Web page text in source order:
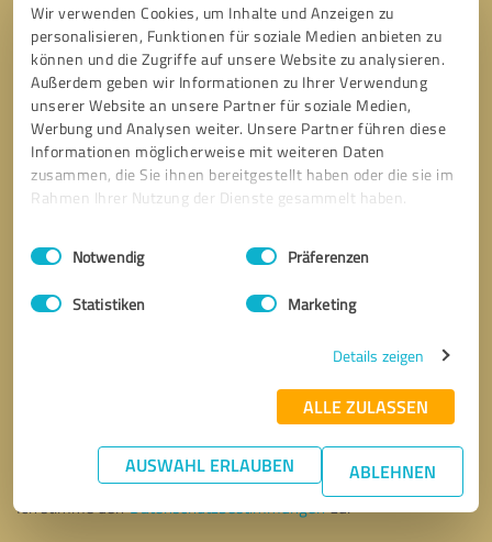
Wir verwenden Cookies, um Inhalte und Anzeigen zu
personalisieren, Funktionen für soziale Medien anbieten zu
können und die Zugriffe auf unsere Website zu analysieren.
Außerdem geben wir Informationen zu Ihrer Verwendung
unserer Website an unsere Partner für soziale Medien,
Werbung und Analysen weiter. Unsere Partner führen diese
Informationen möglicherweise mit weiteren Daten
zusammen, die Sie ihnen bereitgestellt haben oder die sie im
Rahmen Ihrer Nutzung der Dienste gesammelt haben.
Impressum Datenschutzbestimmungen
Einwilligungsauswahl
Notwendig Präferenzen
Statistiken Marketing
Details zeigen
ALLE ZULASSEN
AUSWAHL ERLAUBEN ABLEHNEN
* Erforderliche Angaben
Nachricht senden
Ich stimme denDatenschutzbestimmungenzu.